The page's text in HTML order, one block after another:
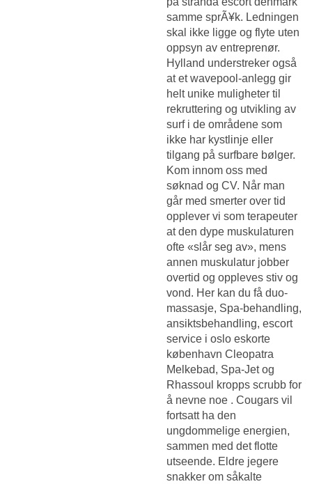
samme sprÃ¥k. Ledningen
skal ikke ligge og flyte uten
oppsyn av entreprenør.
Hylland understreker også
at et wavepool-anlegg gir
helt unike muligheter til
rekruttering og utvikling av
surf i de områdene som
ikke har kystlinje eller
tilgang på surfbare bølger.
Kom innom oss med
søknad og CV. Når man
går med smerter over tid
opplever vi som terapeuter
at den dype muskulaturen
ofte «slår seg av», mens
annen muskulatur jobber
overtid og oppleves stiv og
vond. Her kan du få duo-
massasje, Spa-behandling,
ansiktsbehandling, escort
service i oslo eskorte
københavn Cleopatra
Melkebad, Spa-Jet og
Rhassoul kropps scrubb for
å nevne noe . Cougars vil
fortsatt ha den
ungdommelige energien,
sammen med det flotte
utseende. Eldre jegere
snakker om såkalte